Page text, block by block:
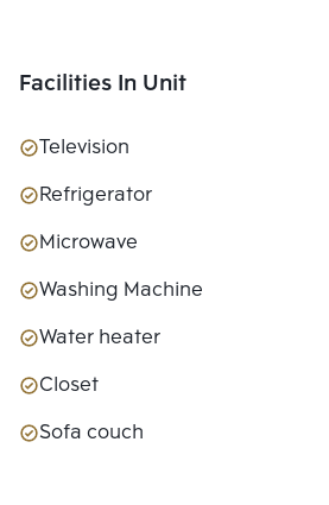
Facilities In Unit
Television
Refrigerator
Microwave
Washing Machine
Water heater
Closet
Sofa couch